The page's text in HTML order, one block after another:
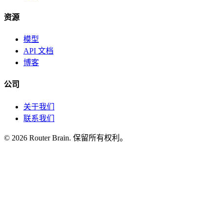
资源
模型
API 文档
博客
公司
关于我们
联系我们
© 2026 Router Brain. 保留所有权利。